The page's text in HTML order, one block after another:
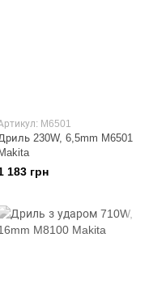
M6501
230W, 6,5mm M6501
Makita
183 грн